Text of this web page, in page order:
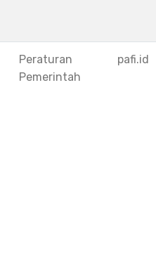
Peraturan
Pemerintah
pafi.id